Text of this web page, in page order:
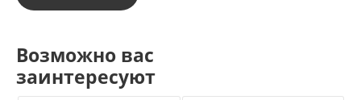
Возможно вас
заинтересуют